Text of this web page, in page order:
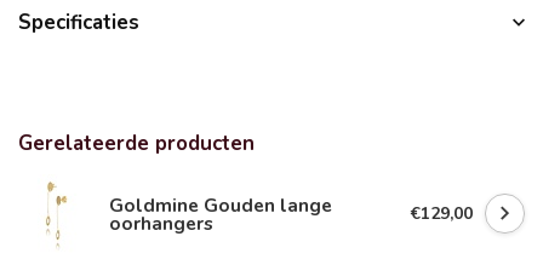
Specificaties
Gerelateerde producten
Goldmine Gouden lange
oorhangers €129,00